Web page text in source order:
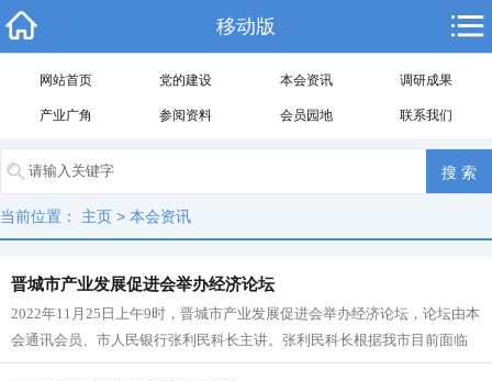
移动版
网站首页 党的建设 本会资讯 调研成果
产业广角 参阅资料 会员园地 联系我们
当前位置： 主页 > 本会资讯
晋城市产业发展促进会举办经济论坛
2022年11月25日上午9时，晋城市产业发展促进会举办经济论坛，论坛由本
会通讯会员、市人民银行张利民科长主讲。张利民科长根据我市目前面临
的疫情防控严峻形势，从...